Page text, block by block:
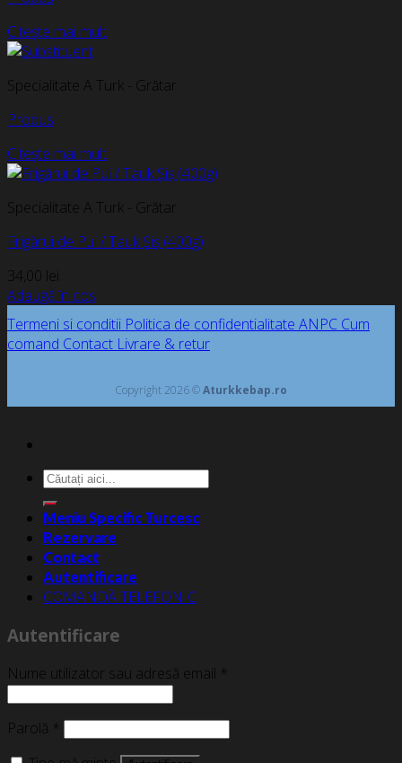
Citește mai mult
Specialitate A Turk - Grătar
Produs
Citește mai mult
Specialitate A Turk - Grătar
Frigărui de Pui / Tauk Șiș (400g)
34,00 lei
Adaugă în coș
Termeni si conditii Politica de confidentialitate ANPC Cum
comand Contact Livrare & retur
Copyright 2026 ©Aturkkebap.ro
Caută
după:
Meniu Specific Turcesc
Rezervare
Contact
Autentificare
COMANDĂ TELEFONIC
Autentificare
Nume utilizator sau adresă email *
Parolă *